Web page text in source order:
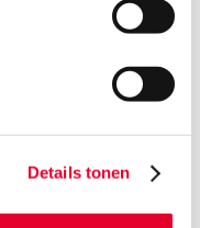
Details tonen